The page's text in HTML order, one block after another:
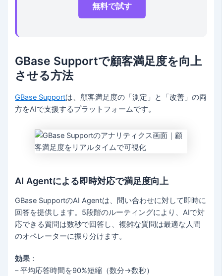
無料で試す
GBase Supportで顧客満足度を向上
させる方法
GBase Supportは、顧客満足度の「測定」と「改善」の両
方をAIで支援するプラットフォームです。
AI Agentによる即時対応で満足度向上
GBase SupportのAI Agentは、問い合わせに対して即時に
回答を提供します。5段階のルーティングにより、AIで対
応できる質問は数秒で回答し、複雑な質問は最適な人間
のオペレーターに振り分けます。
効果 ：
– 平均応答時間を90%短縮（数分→数秒）